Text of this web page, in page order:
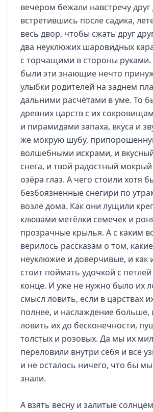
вечером бежали навстречу друг
встретившись после садика,
весь двор, чтобы сжать друг
два неуклюжих шаровидных
с торчащими в стороны
были эти знающие нечто
улыбки родителей на заднем
дальними расчётами в уме. То
древних царств с их
и пирамидами запаха, вкуса и
же мокрую шубу,
волшебными искрами, и вкусный
снега, и твой радостный
озёра глаз. А чего стоили хотя
безбоязненные снегири по
возле дома. Как они лущили
клювами метёлки семечек и
прозрачные крылья. А с каким
верилось рассказам о том,
неуклюжие и доверчивые, и как
стоит поймать удочкой с петлей
конце. И уже не нужно было их
смысл ловить, если в царствах
полнее, и наслаждение
ловить их до бесконечности,
толстых и розовых. Да мы их
переловили внутри себя и всё
и не осталось ничего, что бы
знали.
А взять весну и залитые